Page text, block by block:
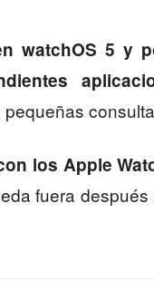
watchOS 5 y
los Apple
fuera